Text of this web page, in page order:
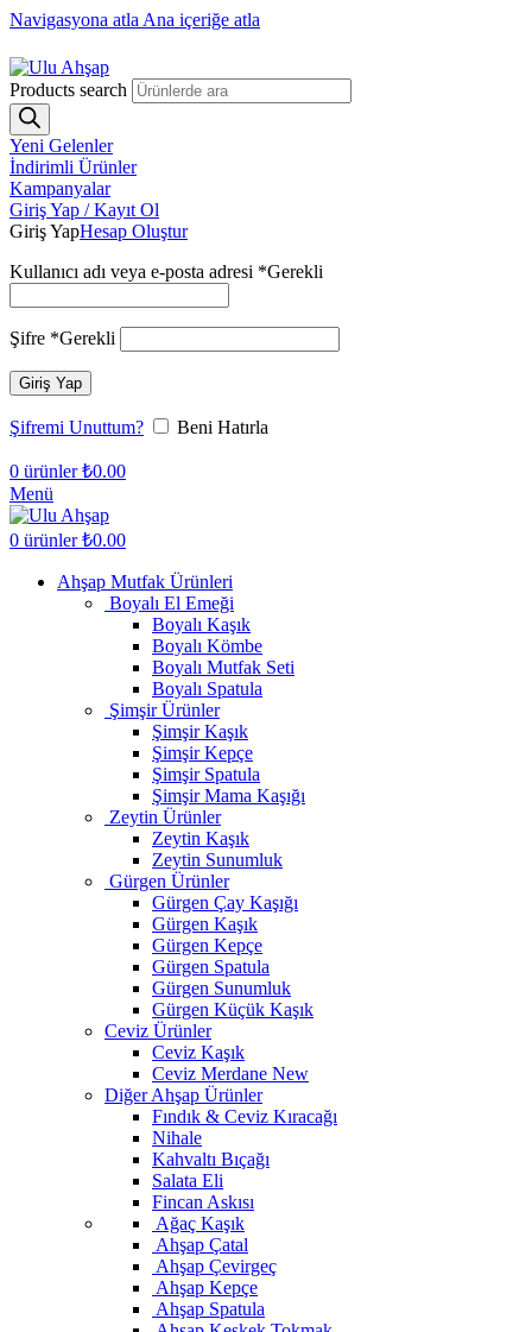
Navigasyona atla Ana içeriğe atla
Products search
Yeni Gelenler
İndirimli Ürünler
Kampanyalar
Giriş Yap / Kayıt Ol
Giriş YapHesap Oluştur
Kullanıcı adı veya e-posta adresi *Gerekli
Şifre *Gerekli
Giriş Yap
Şifremi Unuttum? Beni Hatırla
0 ürünler ₺0.00
Menü
0 ürünler ₺0.00
Ahşap Mutfak Ürünleri
Boyalı El Emeği
Boyalı Kaşık
Boyalı Kömbe
Boyalı Mutfak Seti
Boyalı Spatula
Şimşir Ürünler
Şimşir Kaşık
Şimşir Kepçe
Şimşir Spatula
Şimşir Mama Kaşığı
Zeytin Ürünler
Zeytin Kaşık
Zeytin Sunumluk
Gürgen Ürünler
Gürgen Çay Kaşığı
Gürgen Kaşık
Gürgen Kepçe
Gürgen Spatula
Gürgen Sunumluk
Gürgen Küçük Kaşık
Ceviz Ürünler
Ceviz Kaşık
Ceviz Merdane New
Diğer Ahşap Ürünler
Fındık & Ceviz Kıracağı
Nihale
Kahvaltı Bıçağı
Salata Eli
Fincan Askısı
Ağaç Kaşık
Ahşap Çatal
Ahşap Çevirgeç
Ahşap Kepçe
Ahşap Spatula